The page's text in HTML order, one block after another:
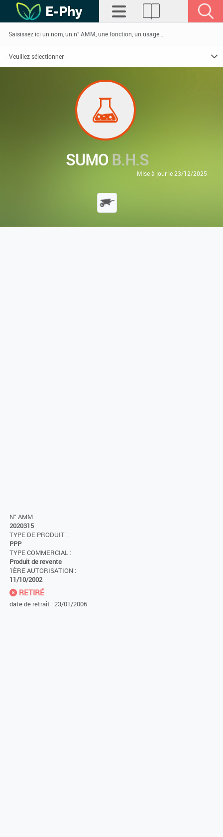
SUMO B.H.S
Mise à jour le 23/12/2025
N° AMM
2020315
TYPE DE PRODUIT :
PPP
TYPE COMMERCIAL :
Produit de revente
1ÈRE AUTORISATION :
11/10/2002
RETIRÉ
date de retrait : 23/01/2006